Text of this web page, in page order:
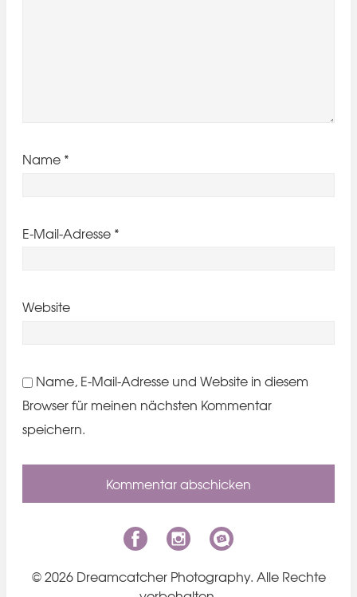
Name *
E-Mail-Adresse *
Website
Name, E-Mail-Adresse und Website in diesem
Browser für meinen nächsten Kommentar
speichern.
© 2026 Dreamcatcher Photography. Alle Rechte